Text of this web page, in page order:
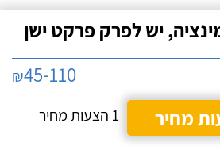
יש לפרק פרקט ישן
₪45-110
מחיר
1 הצעות מחיר